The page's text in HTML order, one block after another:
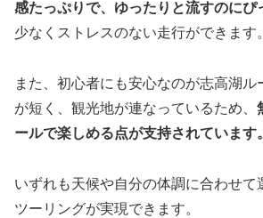
感たっぷりで、ゆったりと流すのにぴ
少なくストレスのない走行ができます。
また、初心者にも安心なのが志高湖
が短く、観光地が連なっているため、
ールで楽しめる点が支持されています。
いずれも天候や自分の体調に合わせて
ツーリングが実現できます。